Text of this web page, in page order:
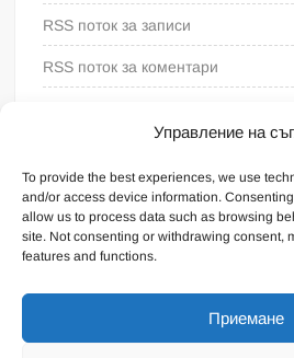
Управление на
To provide the best experiences, we use
and/or access device information.
allow us to process data such as browsing
site. Not consenting or withdrawing consent,
features and functions.
Приемане
RSS поток за записи
RSS поток за коментари